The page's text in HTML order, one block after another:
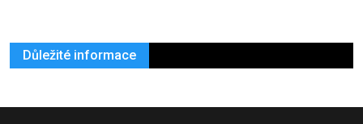
Důležité informace